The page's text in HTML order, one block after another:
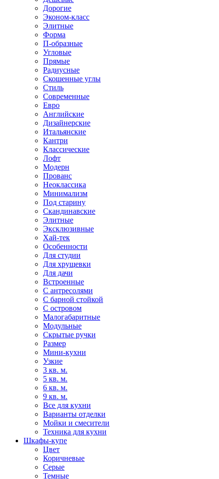
Дорогие
Эконом-класс
Элитные
Форма
П-образные
Угловые
Прямые
Радиусные
Скошенные углы
Стиль
Современные
Евро
Английские
Дизайнерские
Итальянские
Кантри
Классические
Лофт
Модерн
Прованс
Неоклассика
Минимализм
Под старину
Скандинавские
Элитные
Эксклюзивные
Хай-тек
Особенности
Для студии
Для хрущевки
Для дачи
Встроенные
С антресолями
С барной стойкой
С островом
Малогабаритные
Модульные
Скрытые ручки
Размер
Мини-кухни
Узкие
3 кв. м.
5 кв. м.
6 кв. м.
9 кв. м.
Все для кухни
Варианты отделки
Мойки и смесители
Техника для кухни
Шкафы-купе
Цвет
Коричневые
Серые
Темные